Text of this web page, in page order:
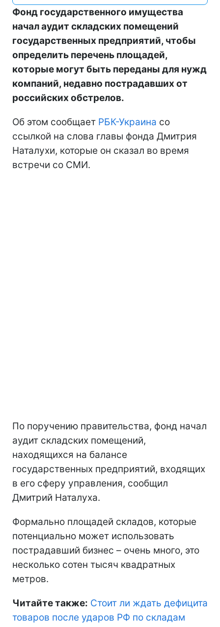
Фонд государственного имущества
начал аудит складских помещений
государственных предприятий, чтобы
определить перечень площадей,
которые могут быть переданы для нужд
компаний, недавно пострадавших от
российских обстрелов.
Об этом сообщает РБК-Украина со
ссылкой на слова главы фонда Дмитрия
Наталухи, которые он сказал во время
встречи со СМИ.
По поручению правительства, фонд начал
аудит складских помещений,
находящихся на балансе
государственных предприятий, входящих
в его сферу управления, сообщил
Дмитрий Наталуха.
Формально площадей складов, которые
потенциально может использовать
пострадавший бизнес – очень много, это
несколько сотен тысяч квадратных
метров.
Читайте также: Стоит ли ждать дефицита
товаров после ударов РФ по складам